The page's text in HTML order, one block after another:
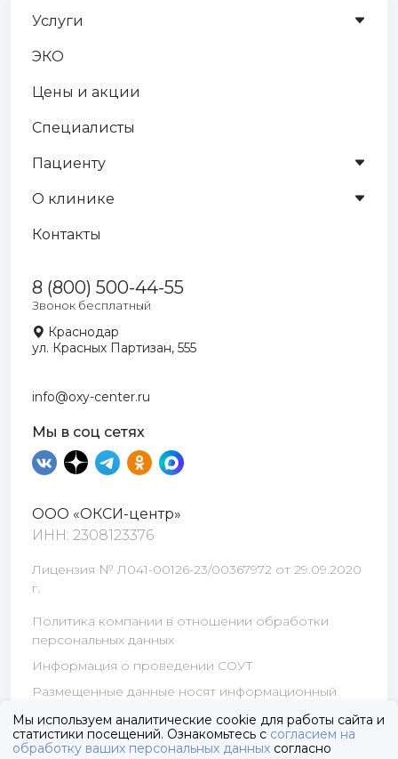
Услуги
ЭКО
Цены и акции
Специалисты
Пациенту
О клинике
Контакты
8 (800) 500-44-55
Звонок бесплатный
Краснодар
ул. Красных Партизан, 555
info@oxy-center.ru
Мы в соц сетях
ООО «ОКСИ-центр»
ИНН: 2308123376
Лицензия № Л041-00126-23/00367972 от 29.09.2020
г.
Политика компании в отношении обработки
персональных данных
Информация о проведении СОУТ
Размещенные данные носят информационный
© 2025 OXY-Center
Мы используем аналитические cookie для работы сайта и
статистики посещений. Ознакомьтесь с согласием на
обработку ваших персональных данных согласно